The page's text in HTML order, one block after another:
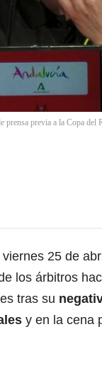
prensa previa a la Copa
viernes 25 de
los árbitros
tras su
y en la cena